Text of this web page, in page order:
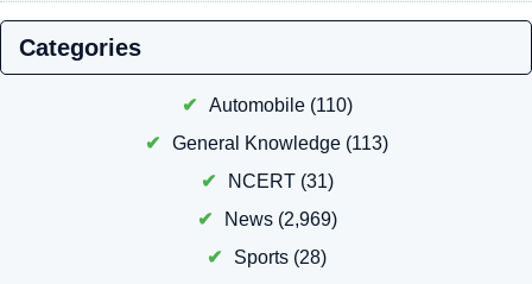
Categories
Automobile(110)
General Knowledge (113)
NCERT (31)
News(2,969)
Sports (28)